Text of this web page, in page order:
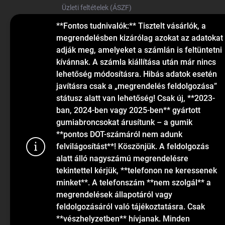
Sütiket
**Fontos tudnivalók:** Tisztelt vásárlók, a
megrendelésben kizárólag azokat az adatokat
adják meg, amelyeket a számlán is feltüntetni
kívánnak. A számla kiállítása után már nincs
lehetőség módosításra. Hibás adatok esetén
javításra csak a „megrendelés feldolgozása”
státusz alatt van lehetőség! Csak új, **2023-
ban, 2024-ben vagy 2025-ben** gyártott
gumiabroncsokat árusítunk – a gumik
**pontos DOT-számáról nem adunk
felvilágosítást**! Köszönjük. A feldolgozás
alatt álló nagyszámú megrendelésre
tekintettel kérjük, **telefonon ne keressenek
minket**. A telefonszám **nem szolgál** a
megrendelések állapotáról vagy
feldolgozásáról való tájékoztatásra. Csak
**vészhelyzetben** hívjanak. Minden
Üzleti feltételek (ÁSZF)
Elérhetőségek
Blog
KAPCSOLAT
info@gumiok.hu
+36705429902